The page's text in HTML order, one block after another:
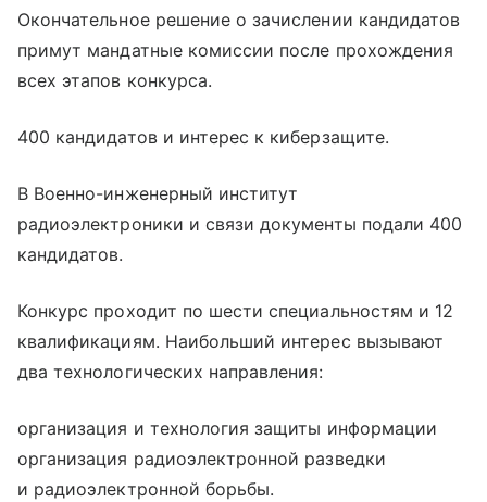
Окончательное решение о зачислении кандидатов
примут мандатные комиссии после прохождения
всех этапов конкурса.
400 кандидатов и интерес к киберзащите.
В Военно-инженерный институт
радиоэлектроники и связи документы подали 400
кандидатов.
Конкурс проходит по шести специальностям и 12
квалификациям. Наибольший интерес вызывают
два технологических направления:
организация и технология защиты информации
организация радиоэлектронной разведки
и радиоэлектронной борьбы.